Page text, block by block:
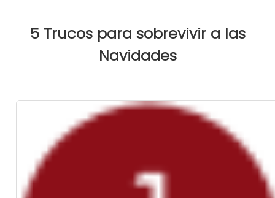
5 Trucos para sobrevivir a las
Navidades